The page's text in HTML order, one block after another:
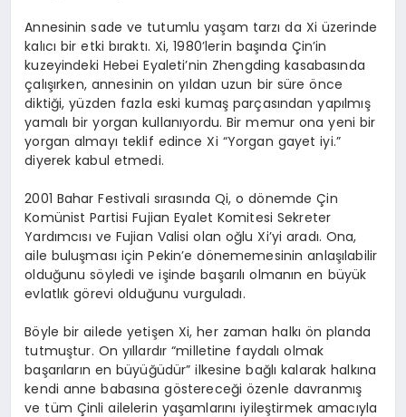
Annesinin sade ve tutumlu yaşam tarzı da Xi üzerinde
kalıcı bir etki bıraktı. Xi, 1980’lerin başında Çin’in
kuzeyindeki Hebei Eyaleti’nin Zhengding kasabasında
çalışırken, annesinin on yıldan uzun bir süre önce
diktiği, yüzden fazla eski kumaş parçasından yapılmış
yamalı bir yorgan kullanıyordu. Bir memur ona yeni bir
yorgan almayı teklif edince Xi “Yorgan gayet iyi.”
diyerek kabul etmedi.
2001 Bahar Festivali sırasında Qi, o dönemde Çin
Komünist Partisi Fujian Eyalet Komitesi Sekreter
Yardımcısı ve Fujian Valisi olan oğlu Xi’yi aradı. Ona,
aile buluşması için Pekin’e dönememesinin anlaşılabilir
olduğunu söyledi ve işinde başarılı olmanın en büyük
evlatlık görevi olduğunu vurguladı.
Böyle bir ailede yetişen Xi, her zaman halkı ön planda
tutmuştur. On yıllardır “milletine faydalı olmak
başarıların en büyüğüdür” ilkesine bağlı kalarak halkına
kendi anne babasına göstereceği özenle davranmış
ve tüm Çinli ailelerin yaşamlarını iyileştirmek amacıyla